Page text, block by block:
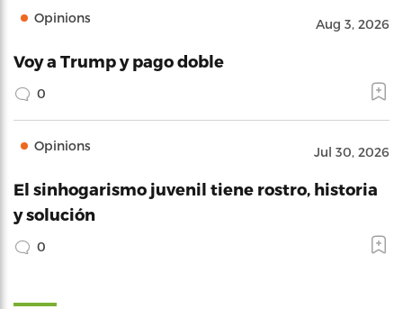
Opinions Aug 3, 2026
Voy a Trump y pago doble
0
Opinions Jul 30, 2026
El sinhogarismo juvenil tiene rostro, historia
y solución
0